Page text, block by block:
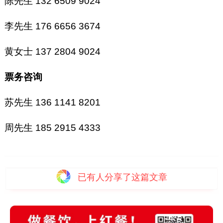
李先生 176 6656 3674
黄女士 137 2804 9024
票务咨询
苏先生 136 1141 8201
周先生 185 2915 4333
已有人分享了这篇文章